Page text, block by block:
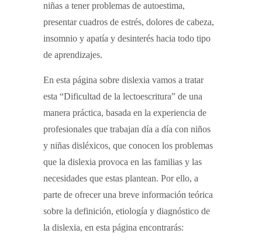
niñas a tener problemas de autoestima,
presentar cuadros de estrés, dolores de cabeza,
insomnio y apatía y desinterés hacia todo tipo
de aprendizajes.
En esta página sobre dislexia vamos a tratar
esta “Dificultad de la lectoescritura” de una
manera práctica, basada en la experiencia de
profesionales que trabajan día a día con niños
y niñas disléxicos, que conocen los problemas
que la dislexia provoca en las familias y las
necesidades que estas plantean. Por ello, a
parte de ofrecer una breve información teórica
sobre la definición, etiología y diagnóstico de
la dislexia, en esta página encontrarás: